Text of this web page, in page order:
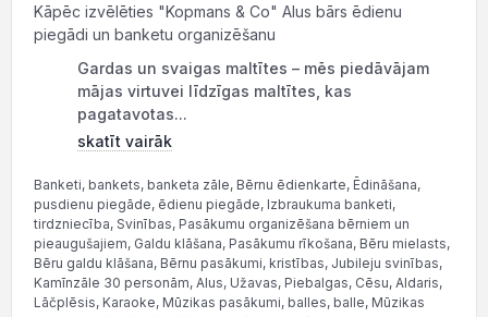
Kāpēc izvēlēties "Kopmans & Co" Alus bārs ēdienu
piegādi un banketu organizēšanu
Gardas un svaigas maltītes – mēs piedāvājam
mājas virtuvei līdzīgas maltītes, kas
pagatavotas...
skatīt vairāk
Banketi, bankets, banketa zāle, Bērnu ēdienkarte, Ēdināšana,
pusdienu piegāde, ēdienu piegāde, Izbraukuma banketi,
tirdzniecība, Svinības, Pasākumu organizēšana bērniem un
pieaugušajiem, Galdu klāšana, Pasākumu rīkošana, Bēru mielasts,
Bēru galdu klāšana, Bērnu pasākumi, kristības, Jubileju svinības,
Kamīnzāle 30 personām, Alus, Užavas, Piebalgas, Cēsu, Aldaris,
Lāčplēsis, Karaoke, Mūzikas pasākumi, balles, balle, Mūzikas